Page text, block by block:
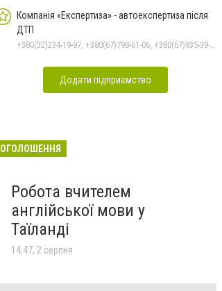
Компанія «Експертиза» - автоекспертиза після
ДТП
Додати підприємство
ОГОЛОШЕННЯ
Робота вчителем
англійської мови у
Таїланді
14:47, 2 серпня